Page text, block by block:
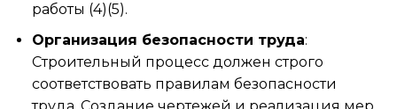
работы (4)(5).
Организация безопасности труда:
Строительный процесс должен строго
соответствовать правилам безопасности